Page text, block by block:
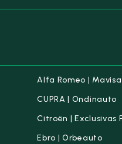
Alfa Romeo | Mavisa
CUPRA | Ondinauto
Citroën | Exclusivas
Ebro | Orbeauto